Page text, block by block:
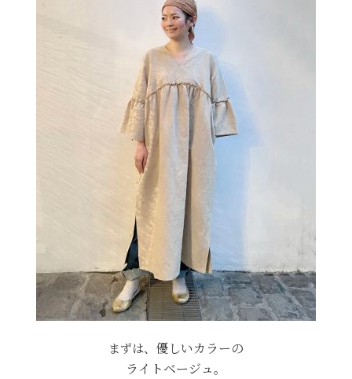
まずは、 優しいカラーの
ライトベージュ。